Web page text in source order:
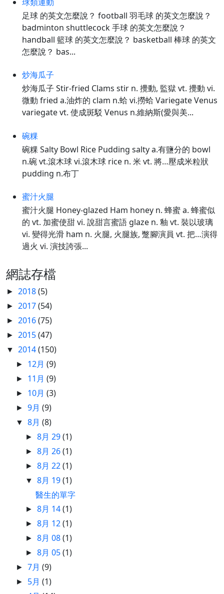
足球 的英文怎麼說？ football 羽毛球 的英文怎麼說？
badminton shuttlecock 手球 的英文怎麼說？
handball 籃球 的英文怎麼說？ basketball 棒球 的英文
怎麼說？ bas...
炒海瓜子
炒海瓜子 Stir-fried Clams stir n. 攪動, 監獄 vt. 攪動 vi.
微動 fried a.油炸的 clam n.蛤 vi.撈蛤 Variegate Venus
variegate vt. 使成斑駁 Venus n.維納斯(愛與美...
碗粿
碗粿 Salty Bowl Rice Pudding salty a.有鹽分的 bowl
n.碗 vt.滾木球 vi.滾木球 rice n. 米 vt. 將…壓成米粒狀
pudding n.布丁
蜜汁火腿
蜜汁火腿 Honey-glazed Ham honey n. 蜂蜜 a. 蜂蜜似
的 vt. 加蜜使甜 vi. 說甜言蜜語 glaze n. 釉 vt. 裝以玻璃
vi. 變得光滑 ham n. 火腿, 火腿族, 蹩腳演員 vt. 把…演得
過火 vi. 演技誇張...
網誌存檔
► 2018(5)
► 2017(54)
► 2016(75)
► 2015(47)
▼ 2014(150)
► 12月(9)
► 11月(9)
► 10月(3)
►9月(9)
▼8月(8)
►8月 29(1)
►8月 26(1)
►8月 22(1)
▼8月 19(1)
醫生的單字
►8月 14(1)
►8月 12(1)
►8月 08(1)
►8月 05(1)
►7月(9)
► 5月(1)